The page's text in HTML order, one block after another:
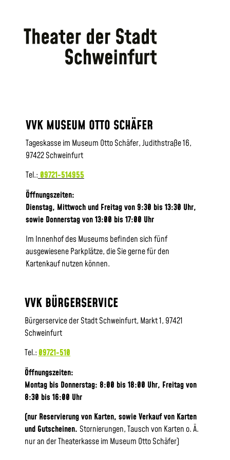
VVK MUSEUM OTTO SCHÄFER
Tageskasse im Museum Otto Schäfer, Judithstraße 16,
97422 Schweinfurt
Tel.: 09721-514955
Öffnungszeiten:
Dienstag, Mittwoch und Freitag von 9:30 bis 13:30 Uhr,
sowie Donnerstag von 13:00 bis 17:00 Uhr
Im Innenhof des Museums befinden sich fünf
ausgewiesene Parkplätze, die Sie gerne für den
Kartenkauf nutzen können.
VVK BÜRGERSERVICE
Bürgerservice der Stadt Schweinfurt, Markt 1, 97421
Schweinfurt
Tel.: 09721-510
Öffnungszeiten:
Montag bis Donnerstag: 8:00 bis 18:00 Uhr, Freitag von
8:30 bis 16:00 Uhr
(nur Reservierung von Karten, sowie Verkauf von Karten
und Gutscheinen. Stornierungen, Tausch von Karten o. Ä.
nur an der Theaterkasse im Museum Otto Schäfer)